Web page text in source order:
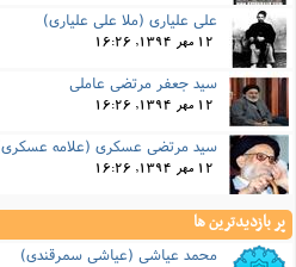
على علیارى (ملا على علیارى)
12 مهر 1394, 16:26
سید جعفر مرتضى عاملى
12 مهر 1394, 16:26
سید مرتضی عسکری (علامه عسکری)
12 مهر 1394, 16:26
پر بازدیدترین ها
محمد عیاشی (عیاشی سمرقندی)